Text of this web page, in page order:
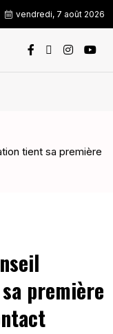
vendredi, 7 août 2026
tient sa première
première